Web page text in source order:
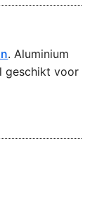
. Aluminium
geschikt voor